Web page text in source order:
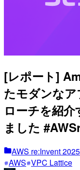
[レポート]
たモダンな
ローチを紹
ました
AWS re:Invent 2025
AWS VPC Lattice